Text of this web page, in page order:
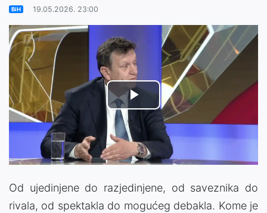
BiH 19.05.2026. 23:00
Play
Video
Od ujedinjene do razjedinjene, od saveznika do
rivala, od spektakla do mogućeg debakla. Kome je